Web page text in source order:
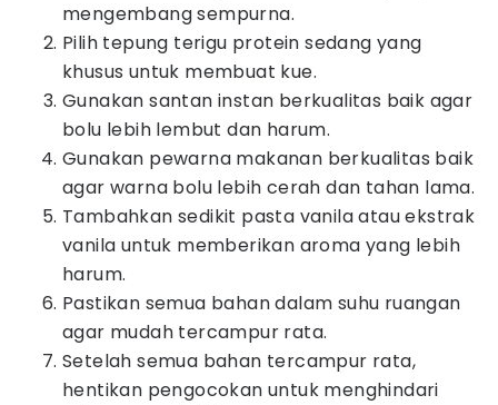
mengembang sempurna.
Pilih tepung terigu protein sedang yang
khusus untuk membuat kue.
Gunakan santan instan berkualitas baik agar
bolu lebih lembut dan harum.
Gunakan pewarna makanan berkualitas baik
agar warna bolu lebih cerah dan tahan lama.
Tambahkan sedikit pasta vanila atau ekstrak
vanila untuk memberikan aroma yang lebih
harum.
Pastikan semua bahan dalam suhu ruangan
agar mudah tercampur rata.
Setelah semua bahan tercampur rata,
hentikan pengocokan untuk menghindari